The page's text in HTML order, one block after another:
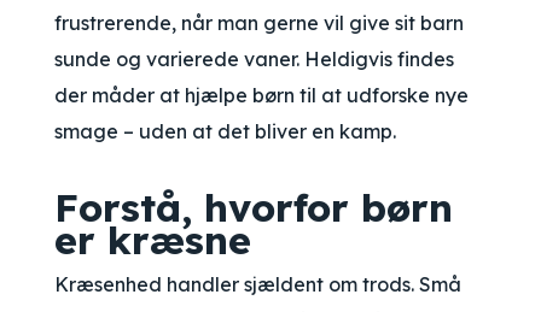
frustrerende, når man gerne vil give sit barn
sunde og varierede vaner. Heldigvis findes
der måder at hjælpe børn til at udforske nye
smage – uden at det bliver en kamp.
Forstå, hvorfor børn
er kræsne
Kræsenhed handler sjældent om trods. Små